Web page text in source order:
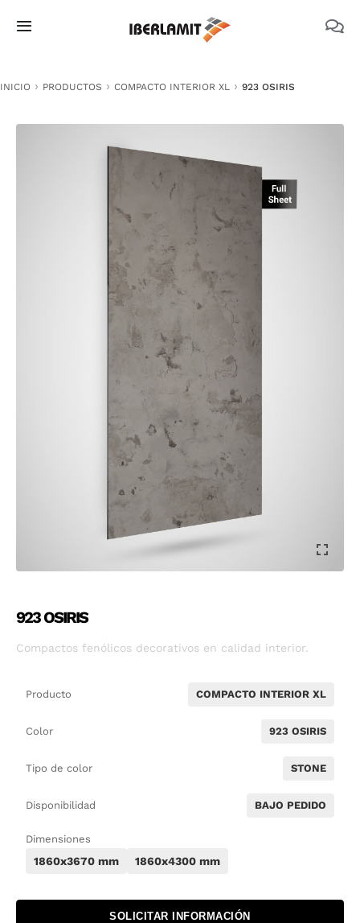
Toggle
NOSOTROS
DOCUMENTACIÓN TÉCNICA
MEDIO AMBIENTE
INICIO PRODUCTOS COMPACTO INTERIOR XL 923 OSIRIS
923 OSIRIS
Compactos fenólicos decorativos en calidad interior.
Producto COMPACTO INTERIOR XL
Color 923 OSIRIS
Tipo de color STONE
Disponibilidad BAJO PEDIDO
Dimensiones
1860x3670 mm 1860x4300 mm
SOLICITAR INFORMACIÓN